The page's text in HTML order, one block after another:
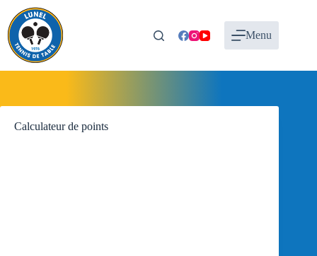
contenu
Menu
Calculateur de points